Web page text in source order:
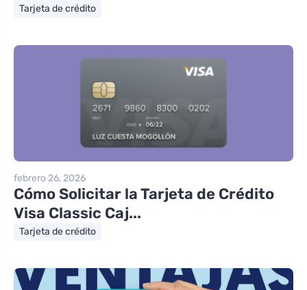
Tarjeta de crédito
febrero 26, 2026
Cómo Solicitar la Tarjeta de Crédito
Visa Classic Caj...
Tarjeta de crédito